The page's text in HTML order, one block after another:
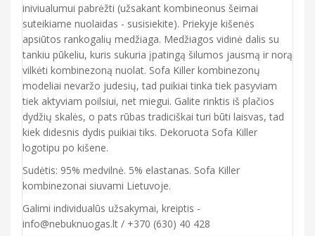
iniviualumui pabrėžti (užsakant kombineonus šeimai
suteikiame nuolaidas - susisiekite). Priekyje kišenės
apsiūtos rankogalių medžiaga. Medžiagos vidinė dalis su
tankiu pūkeliu, kuris sukuria įpatingą šilumos jausmą ir norą
vilkėti kombinezoną nuolat. Sofa Killer kombinezonų
modeliai nevaržo judesių, tad puikiai tinka tiek pasyviam
tiek aktyviam poilsiui, net miegui. Galite rinktis iš plačios
dydžių skalės, o pats rūbas tradiciškai turi būti laisvas, tad
kiek didesnis dydis puikiai tiks. Dekoruota Sofa Killer
logotipu po kišene.
Sudėtis: 95% medvilnė. 5% elastanas. Sofa Killer
kombinezonai siuvami Lietuvoje.
Galimi individualūs užsakymai, kreiptis -
info@nebuknuogas.lt / +370 (630) 40 428